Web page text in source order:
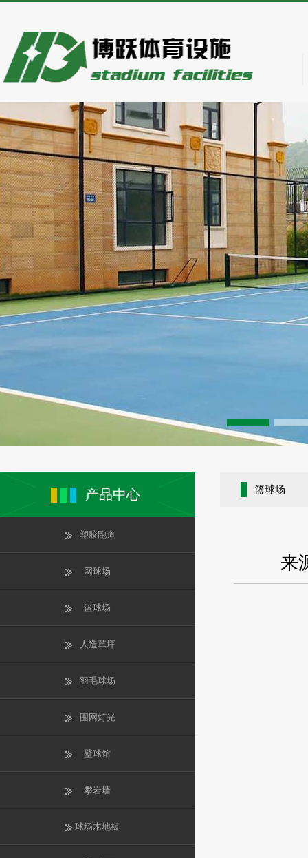
产品中心
塑胶跑道
网球场
篮球场
人造草坪
羽毛球场
围网灯光
壁球馆
攀岩墙
球场木地板
篮球场
来